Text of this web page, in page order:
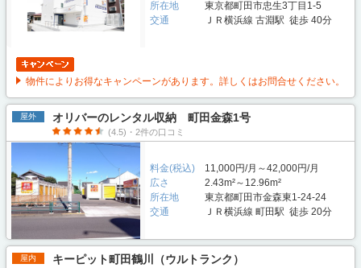
所在地
東京都町田市忠生3丁目1-5
交通
ＪＲ横浜線 古淵駅 徒歩 40分
物件によりお得なキャンペーンがあります。詳しくはお問合せください。
屋外 オリバーのレンタル収納 町田金森1号
(4.5)・2件の口コミ
料金(税込)
11,000円/月～42,000円/月
広さ
2.43m²～12.96m²
所在地
東京都町田市金森東1-24-24
交通
ＪＲ横浜線 町田駅 徒歩 20分
屋内 キーピット町田鶴川（ウルトランク）